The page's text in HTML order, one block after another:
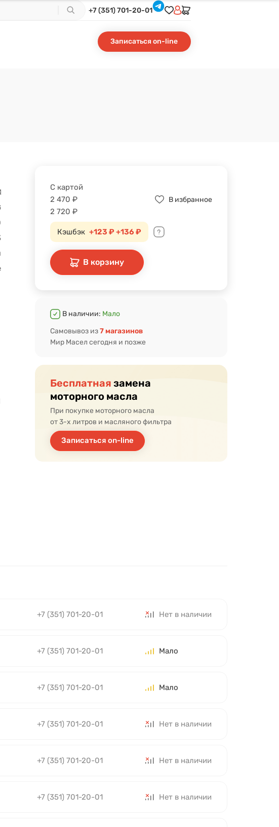
+7 (351) 701-20-01
Записаться on-line
С картой
2 470 ₽
2 720 ₽
В избранное
Кэшбэк +123 ₽+136 ₽
В корзину
В наличии: Мало
Самовывоз из7 магазинов
Мир Масел сегодня и позже
Бесплатная замена
моторного масла
При покупке моторного масла
от 3-х литров и масляного фильтра
Записаться on-line
+7 (351) 701-20-01 Нет в наличии
+7 (351) 701-20-01 Мало
+7 (351) 701-20-01 Мало
+7 (351) 701-20-01 Нет в наличии
+7 (351) 701-20-01 Нет в наличии
+7 (351) 701-20-01 Нет в наличии